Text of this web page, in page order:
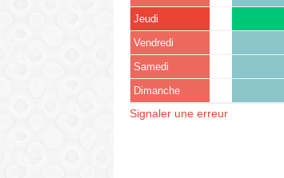
Jeudi
Vendredi
Samedi
Dimanche
Signaler une erreur